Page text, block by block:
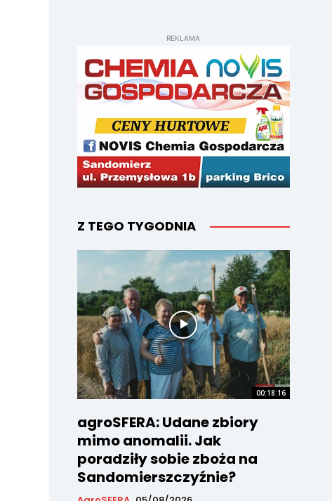
REKLAMA
Z TEGO TYGODNIA
00:18:16
agroSFERA: Udane zbiory
mimo anomalii. Jak
poradziły sobie zboża na
Sandomierszczyźnie?